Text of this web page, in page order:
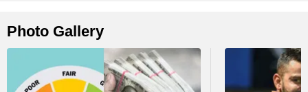
Photo Gallery